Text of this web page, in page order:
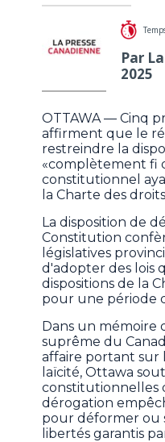
Par
2025
OTTAWA — Cinq
affirment que le
restreindre la
«complètement fi
constitutionnel
la Charte des
La disposition de
Constitution
législatives
d'adopter des lois
dispositions de la
pour une période
Dans un mémoire
suprême du
affaire portant sur
laïcité, Ottawa
constitutionnelles
dérogation
pour déformer ou
libertés garantis